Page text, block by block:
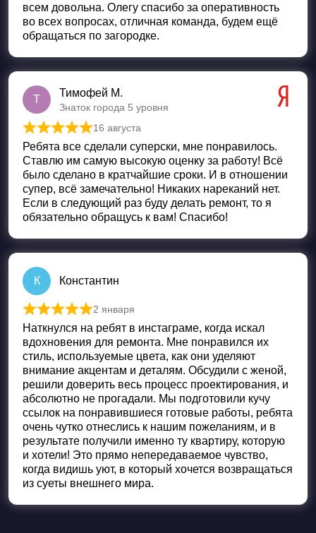
всем довольна. Олегу спасибо за оперативность
во всех вопросах, отличная команда, будем ещё
обращаться по загородке.
Т
Тимофей М.
Знаток города 5 уровня
Оценка5 из 5
16 августа
Ребята все сделали суперски, мне понравилось.
Ставлю им самую высокую оценку за работу! Всё
было сделано в кратчайшие сроки. И в отношении
супер, всё замечательно! Никаких нареканий нет.
Если в следующий раз буду делать ремонт, то я
обязательно обращусь к вам! Спасибо!
К Константин
Оценка 5из 5
2 января
Наткнулся на ребят в инстаграме, когда искал
вдохновения для ремонта. Мне понравился их
стиль, используемые цвета, как они уделяют
внимание акцентам и деталям. Обсудили с женой,
решили доверить весь процесс проектирования, и
абсолютно не прогадали. Мы подготовили кучу
ссылок на понравившиеся готовые работы, ребята
очень чутко отнеслись к нашим пожеланиям, и в
результате получили именно ту квартиру, которую
и хотели! Это прямо непередаваемое чувство,
когда видишь уют, в который хочется возвращаться
из суеты внешнего мира.